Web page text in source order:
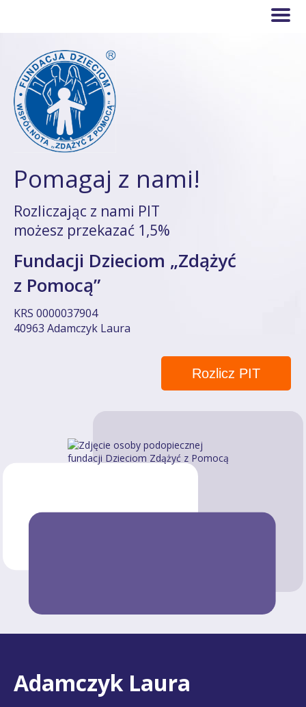
Pomagaj z nami!
Rozliczając z nami PIT
możesz przekazać 1,5%
Fundacji Dzieciom „Zdążyć
z Pomocą”
KRS 0000037904
40963 Adamczyk Laura
Rozlicz PIT
Adamczyk Laura